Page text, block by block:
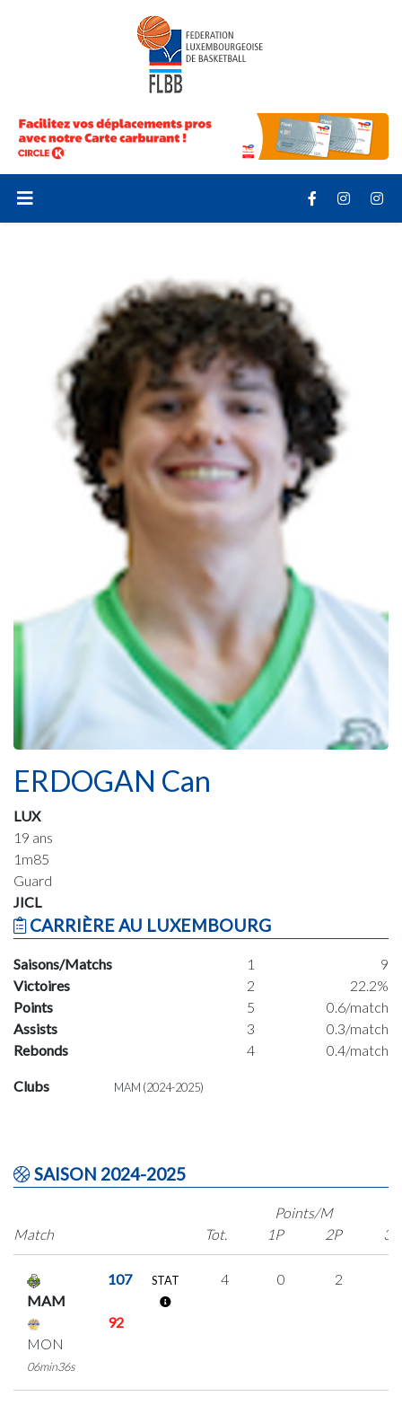
ERDOGAN Can
LUX
19 ans
1m85
Guard
JICL
CARRIÈRE AU LUXEMBOURG
Saisons/Matchs 1
9
Victoires
2
22.2%
Points
5
0.6/match
Assists
3
0.3/match
Rebonds
4 0.4/match
Clubs MAM (2024-2025)
SAISON 2024-2025
Match
Points/M
Tot.
1P 2P 3P
MAM
107
MON
92
06min36s
STAT 4 0 2